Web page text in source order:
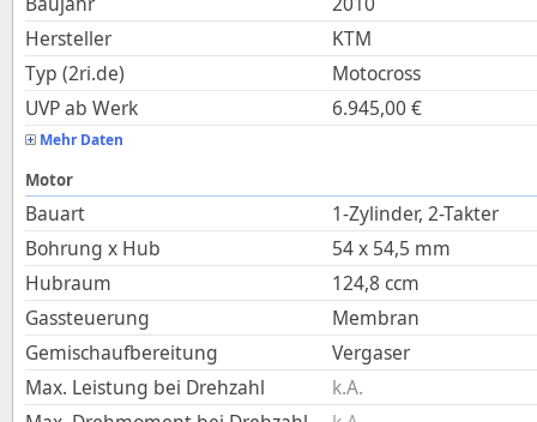
Hersteller
KTM
Typ (2ri.de)
Motocross
UVP ab Werk
6.945,00€
Mehr Daten
Motor
Bauart
1-Zylinder, 2-Takter
Bohrung x Hub
54x 54,5 mm
Hubraum
124,8 ccm
Gassteuerung
Membran
Gemischaufbereitung
Vergaser
Max. Leistung bei Drehzahl
k.A.